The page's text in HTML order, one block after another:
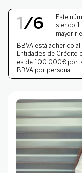
1/6
Este
siendo
mayor
BBVA está adherido al
Entidades de Crédito
es de 100.000€ por
BBVA por persona.